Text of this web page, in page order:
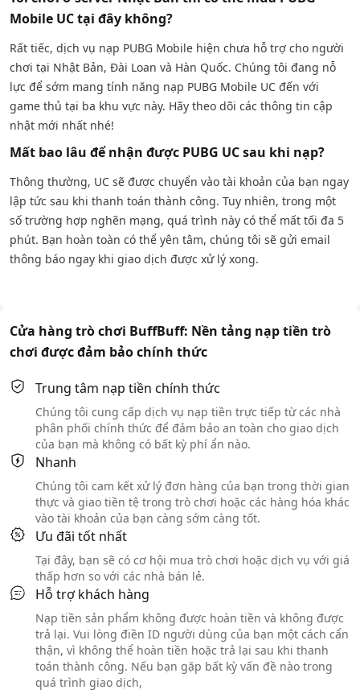
Mobile UC tại đây không?
Rất tiếc, dịch vụ nạp PUBG Mobile hiện chưa hỗ trợ cho người
chơi tại Nhật Bản, Đài Loan và Hàn Quốc. Chúng tôi đang nỗ
lực để sớm mang tính năng nạp PUBG Mobile UC đến với
game thủ tại ba khu vực này. Hãy theo dõi các thông tin cập
nhật mới nhất nhé!
Mất bao lâu để nhận được PUBG UC sau khi nạp?
Thông thường, UC sẽ được chuyển vào tài khoản của bạn ngay
lập tức sau khi thanh toán thành công. Tuy nhiên, trong một
số trường hợp nghẽn mạng, quá trình này có thể mất tối đa 5
phút. Bạn hoàn toàn có thể yên tâm, chúng tôi sẽ gửi email
thông báo ngay khi giao dịch được xử lý xong.
Cửa hàng trò chơi BuffBuff: Nền tảng nạp tiền trò
chơi được đảm bảo chính thức
Trung tâm nạp tiền chính thức
Chúng tôi cung cấp dịch vụ nạp tiền trực tiếp từ các nhà
phân phối chính thức để đảm bảo an toàn cho giao dịch
của bạn mà không có bất kỳ phí ẩn nào.
Nhanh
Chúng tôi cam kết xử lý đơn hàng của bạn trong thời gian
thực và giao tiền tệ trong trò chơi hoặc các hàng hóa khác
vào tài khoản của bạn càng sớm càng tốt.
Ưu đãi tốt nhất
Tại đây, bạn sẽ có cơ hội mua trò chơi hoặc dịch vụ với giá
thấp hơn so với các nhà bán lẻ.
Hỗ trợ khách hàng
Nạp tiền sản phẩm không được hoàn tiền và không được
trả lại. Vui lòng điền ID người dùng của bạn một cách cẩn
thận, vì không thể hoàn tiền hoặc trả lại sau khi thanh
toán thành công. Nếu bạn gặp bất kỳ vấn đề nào trong
quá trình giao dịch,